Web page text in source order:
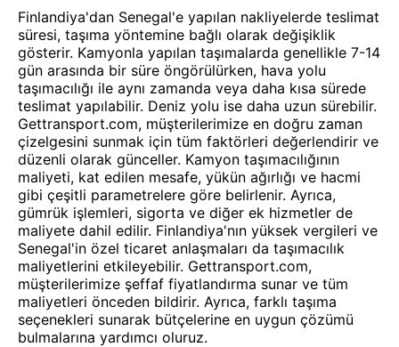
Finlandiya'dan Senegal'e yapılan nakliyelerde teslimat
süresi, taşıma yöntemine bağlı olarak değişiklik
gösterir. Kamyonla yapılan taşımalarda genellikle 7-14
gün arasında bir süre öngörülürken, hava yolu
taşımacılığı ile aynı zamanda veya daha kısa sürede
teslimat yapılabilir. Deniz yolu ise daha uzun sürebilir.
Gettransport.com, müşterilerimize en doğru zaman
çizelgesini sunmak için tüm faktörleri değerlendirir ve
düzenli olarak günceller. Kamyon taşımacılığının
maliyeti, kat edilen mesafe, yükün ağırlığı ve hacmi
gibi çeşitli parametrelere göre belirlenir. Ayrıca,
gümrük işlemleri, sigorta ve diğer ek hizmetler de
maliyete dahil edilir. Finlandiya'nın yüksek vergileri ve
Senegal'in özel ticaret anlaşmaları da taşımacılık
maliyetlerini etkileyebilir. Gettransport.com,
müşterilerimize şeffaf fiyatlandırma sunar ve tüm
maliyetleri önceden bildirir. Ayrıca, farklı taşıma
seçenekleri sunarak bütçelerine en uygun çözümü
bulmalarına yardımcı oluruz.